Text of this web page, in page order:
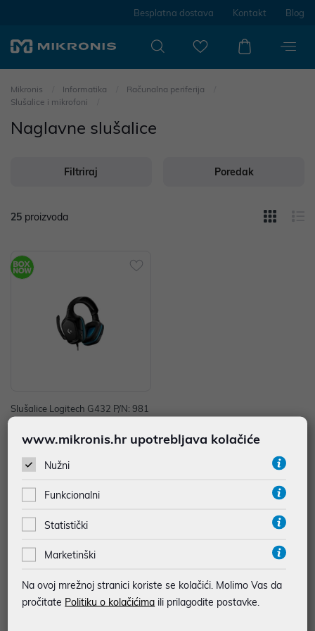
Besplatna dostava Kontakt Blog
Mikronis Informatika
Računalna periferija
Slušalice i mikrofoni
Naglavne slušalice
Filtriraj Poredak
25 proizvoda
Slušalice Logitech G432 P/N: 981
-000770
89,99 €
Dodatnih -5% uz
Sučelje: 3.5 mm
Vrsta slušalica: Naglavne
Tip povezivanja: Žično
Gaming: D
1 2
www.mikronis.hr upotrebljava kolačiće
Nužni
Funkcionalni
Statistički
Marketinški
Na ovoj mrežnoj stranici koriste se kolačići. Molimo Vas da
pročitate Politiku o kolačićima ili prilagodite postavke.